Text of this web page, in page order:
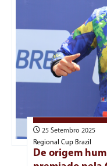
25 Setembro 2025
Regional Cup Brazil
De origem